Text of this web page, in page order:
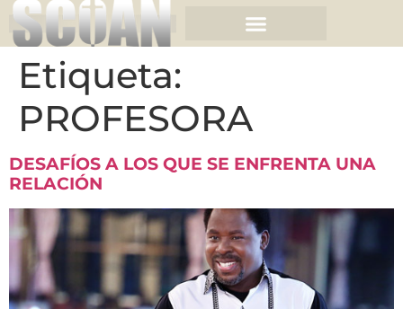
Etiqueta:
PROFESORA
DESAFÍOS A LOS QUE SE ENFRENTA UNA
RELACIÓN